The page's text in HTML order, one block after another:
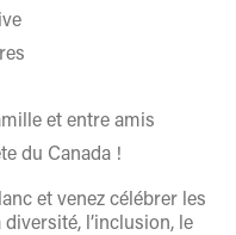
et entre amis
du Canada !
et venez célébrer les
l’inclusion, le